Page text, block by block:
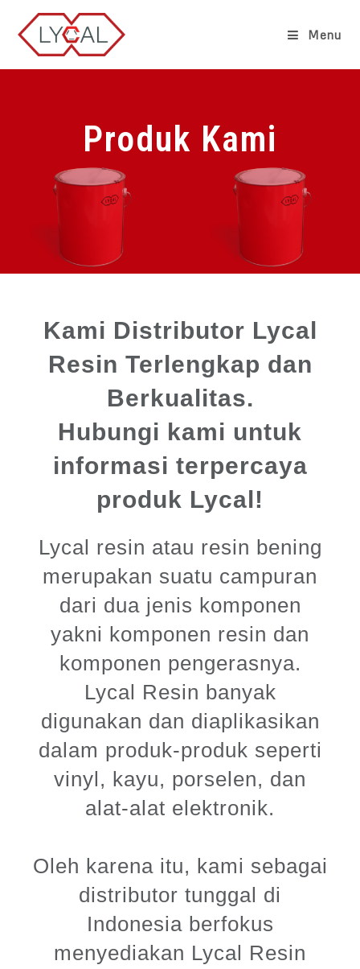
Menu
Produk Kami
Kami Distributor Lycal
Resin Terlengkap dan
Berkualitas.
Hubungi kami untuk
informasi terpercaya
produk Lycal!
Lycal resin atau resin bening
merupakan suatu campuran
dari dua jenis komponen
yakni komponen resin dan
komponen pengerasnya.
Lycal Resin banyak
digunakan dan diaplikasikan
dalam produk-produk seperti
vinyl, kayu, porselen, dan
alat-alat elektronik.
Oleh karena itu, kami sebagai
distributor tunggal di
Indonesia berfokus
menyediakan Lycal Resin